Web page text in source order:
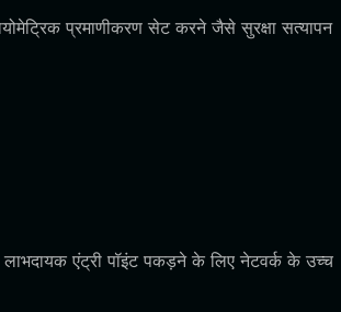
प्रमाणीकरण सेट करने जैसे सुरक्षा सत्यापन
एंट्री पॉइंट पकड़ने के लिए नेटवर्क के उच्च